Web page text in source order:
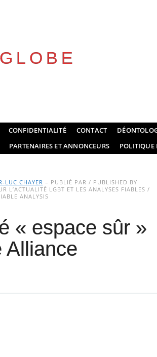
CONFIDENTIALITÉ CONTACT
PARTENAIRES ET ANNONCEURS POLITIQUE
LUC CHAYER – PUBLIÉ PAR / PUBLISHED BY
L’ACTUALITÉ LGBT ET LES ANALYSES FIABLES /
ANALYSIS
« espace sûr »
Alliance